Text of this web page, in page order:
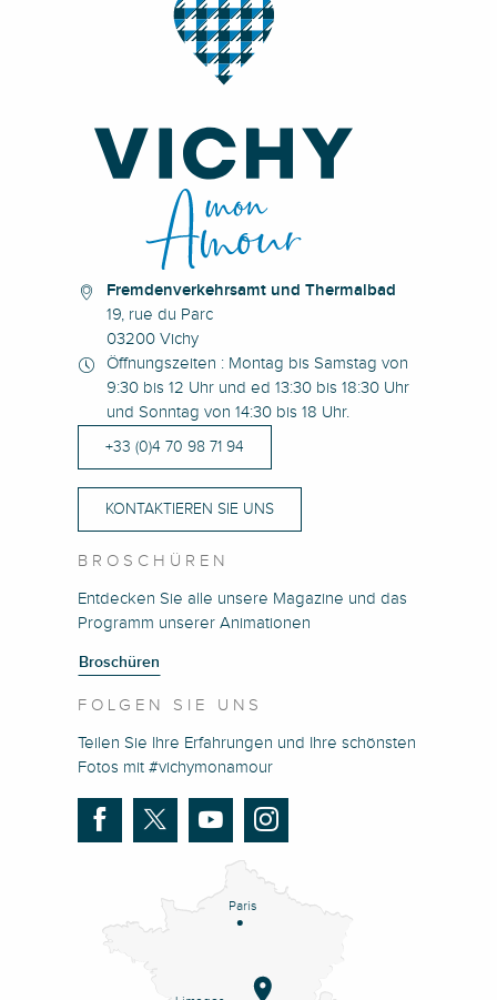
Fremdenverkehrsamt und Thermalbad
19, rue du Parc
03200 Vichy
Öffnungszeiten : Montag bis Samstag von
9:30 bis 12 Uhr und ed 13:30 bis 18:30 Uhr
und Sonntag von 14:30 bis 18 Uhr.
+33 (0)4 70 98 71 94
KONTAKTIEREN SIE UNS
BROSCHÜREN
Entdecken Sie alle unsere Magazine und das
Programm unserer Animationen
Broschüren
FOLGEN SIE UNS
Teilen Sie Ihre Erfahrungen und Ihre schönsten
Fotos mit #vichymonamour
Paris